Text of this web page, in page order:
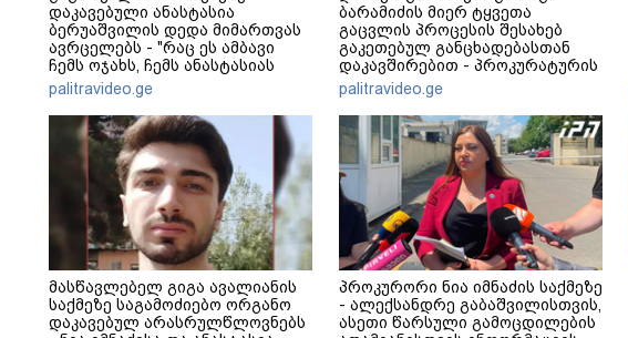
დაკავებული ანასტასია
ბერუაშვილის დედა მიმართვას
ავრცელებს - "რაც ეს ამბავი
ჩემს ოჯახს, ჩემს ანასტასიას
გადახდა თავს, მის მერე მე მე
არ ვარ"
palitravideo.ge
ბარამიძის მიერ ტყვეთა
გაცვლის პროცესის შესახებ
გაკეთებულ განცხადებასთან
დაკავშირებით - პროკურატურის
განცხადება
palitravideo.ge
მასწავლებელ გიგა ავალიანის
საქმეზე საგამოძიებო ორგანო
დაკავებულ არასრულწლოვნებს
პროკურორი ნია იმნაძის საქმეზე
- ალექსანდრე გაბაშვილისთვის,
ასეთი წარსული გამოცდილების